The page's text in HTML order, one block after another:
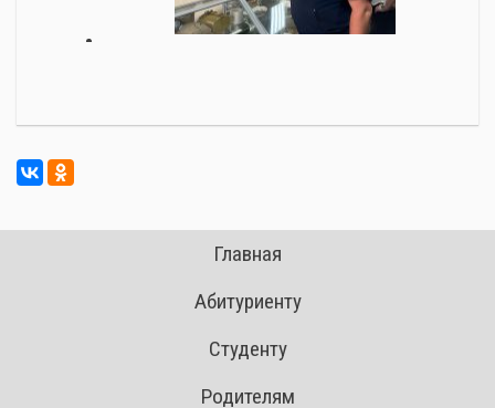
Главная
Абитуриенту
Студенту
Родителям